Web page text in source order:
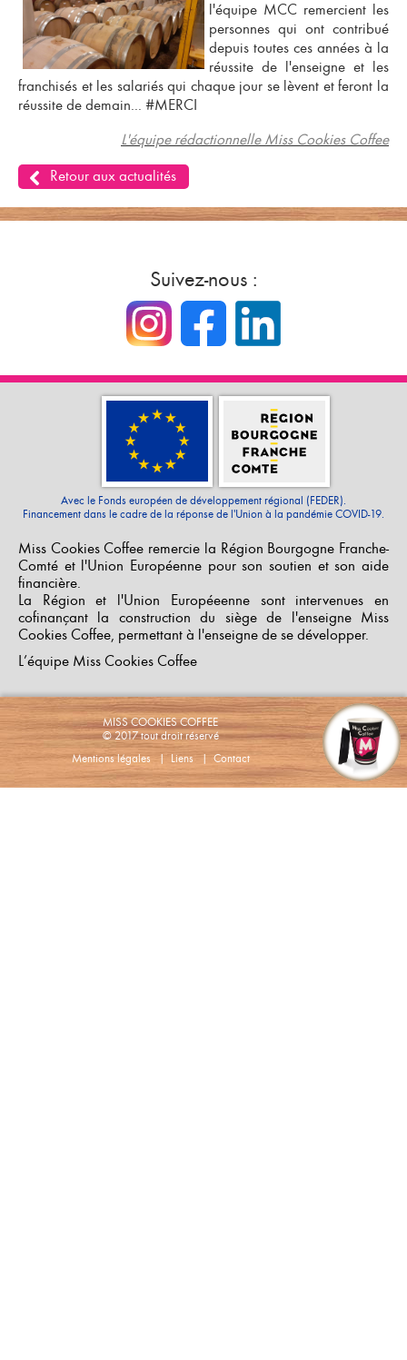
l'équipe MCC remercient les
personnes qui ont contribué
depuis toutes ces années à la
réussite de l'enseigne et les
franchisés et les salariés qui chaque jour se lèvent et feront la
réussite de demain... #MERCI
L'équipe rédactionnelle Miss Cookies Coffee
Retour aux actualités
Suivez-nous :
Miss Cookies Coffee remercie la Région Bourgogne Franche-
Comté et l'Union Européenne pour son soutien et son aide
financière.
La Région et l'Union Européeenne sont intervenues en
cofinançant la construction du siège de l'enseigne Miss
Cookies Coffee, permettant à l'enseigne de se développer.
L’équipe Miss Cookies Coffee
Avec le Fonds européen de développement régional (FEDER).
Financement dans le cadre de la réponse de l'Union à la pandémie COVID-19.
MISS COOKIES COFFEE
© 2017 tout droit réservé
Mentions légales| Liens| Contact